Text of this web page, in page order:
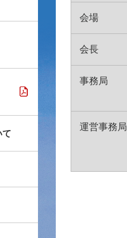
て
会場
会長
事務局
運営事務局